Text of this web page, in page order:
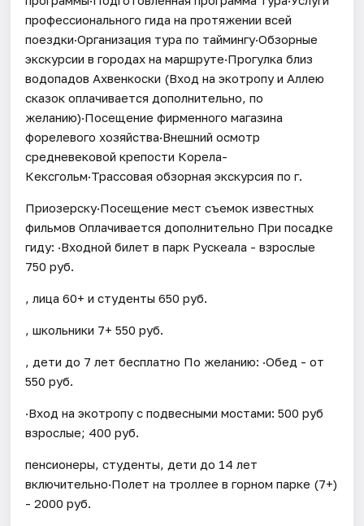
профессионального гида на протяжении всей
поездки·Организация тура по таймингу·Обзорные
экскурсии в городах на маршруте·Прогулка близ
водопадов Ахвенкоски (Вход на экотропу и Аллею
сказок оплачивается дополнительно, по
желанию)·Посещение фирменного магазина
форелевого хозяйства·Внешний осмотр
средневековой крепости Корела-
Кексгольм·Трассовая обзорная экскурсия по г.
Приозерску·Посещение мест съемок известных
фильмов Оплачивается дополнительно При посадке
гиду: ·Входной билет в парк Рускеала - взрослые
750 руб.
, лица 60+ и студенты 650 руб.
, школьники 7+ 550 руб.
, дети до 7 лет бесплатно По желанию: ·Обед - от
550 руб.
·Вход на экотропу с подвесными мостами: 500 руб
взрослые; 400 руб.
пенсионеры, студенты, дети до 14 лет
включительно·Полет на троллее в горном парке (7+)
- 2000 руб.